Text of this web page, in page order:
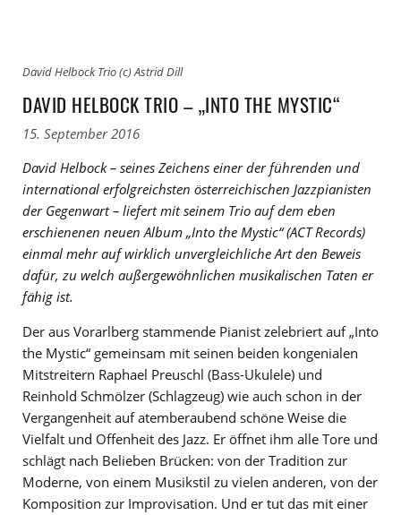
David Helbock Trio (c) Astrid Dill
DAVID HELBOCK TRIO – „INTO THE MYSTIC“
15. September 2016
David Helbock – seines Zeichens einer der führenden und
international erfolgreichsten österreichischen Jazzpianisten
der Gegenwart – liefert mit seinem Trio auf dem eben
erschienenen neuen Album „Into the Mystic“ (ACT Records)
einmal mehr auf wirklich unvergleichliche Art den Beweis
dafür, zu welch außergewöhnlichen musikalischen Taten er
fähig ist.
Der aus Vorarlberg stammende Pianist zelebriert auf „Into
the Mystic“ gemeinsam mit seinen beiden kongenialen
Mitstreitern Raphael Preuschl (Bass-Ukulele) und
Reinhold Schmölzer (Schlagzeug) wie auch schon in der
Vergangenheit auf atemberaubend schöne Weise die
Vielfalt und Offenheit des Jazz. Er öffnet ihm alle Tore und
schlägt nach Belieben Brücken: von der Tradition zur
Moderne, von einem Musikstil zu vielen anderen, von der
Komposition zur Improvisation. Und er tut das mit einer